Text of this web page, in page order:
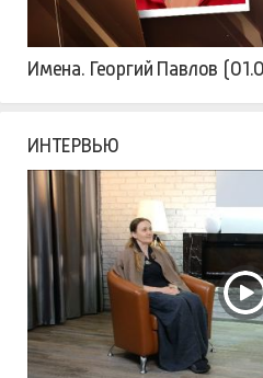
Имена. Георгий Павлов
ИНТЕРВЬЮ